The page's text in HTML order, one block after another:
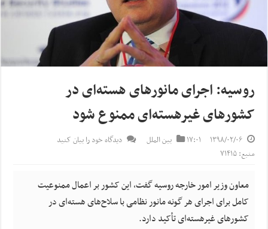
روسیه: اجرای مانورهای هسته‌ای در
کشورهای غیرهسته‌ای ممنوع شود
۱۳۹۸/۰۲/۰۶ ۱۷:۰۱ بین الملل
دیدگاه خود را بیان کنید
منبع: ۷۱۴۱۵
معاون وزیر امور خارجه روسیه گفت، این کشور بر اعمال ممنوعیت
کامل برای اجرای هر گونه مانور نظامی با سلاح‌های هسته‌ای در
کشورهای غیرهسته‌ای تأکید دارد.